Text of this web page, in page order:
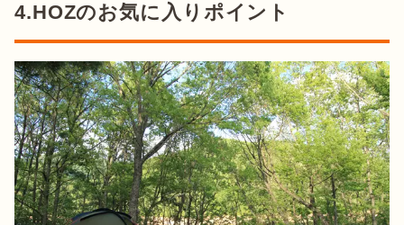
4.HOZのお気に入りポイント